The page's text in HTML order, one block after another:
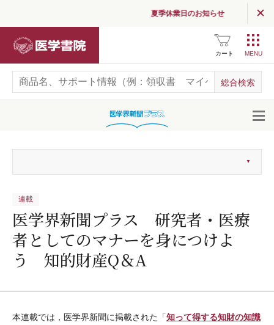
夏季休業日のお知らせ
カート
連載
医学界新聞プラス 研究者・医療
者としてのマナーを身につけよ
う 知的財産Q＆A
本連載では，医学界新聞に掲載された「知って得する知財の知識